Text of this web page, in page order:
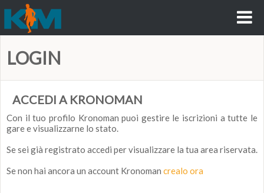
LOGIN
ACCEDI A KRONOMAN
Con il tuo profilo Kronoman puoi gestire le iscrizioni a tutte le
gare e visualizzarne lo stato.
Se sei già registrato accedi per visualizzare la tua area riservata.
Se non hai ancora un account Kronoman crealo ora